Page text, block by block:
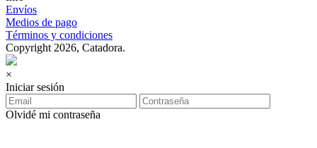
Envíos
Medios de pago
Términos y condiciones
Copyright 2026, Catadora.
×
Iniciar sesión
Olvidé mi contraseña